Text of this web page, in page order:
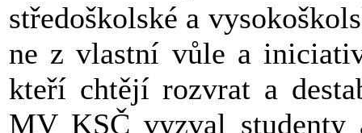
středoškolské a
ne z vlastní vůle a
kteří chtějí rozvrat a
MV KSČ vyzval studenty